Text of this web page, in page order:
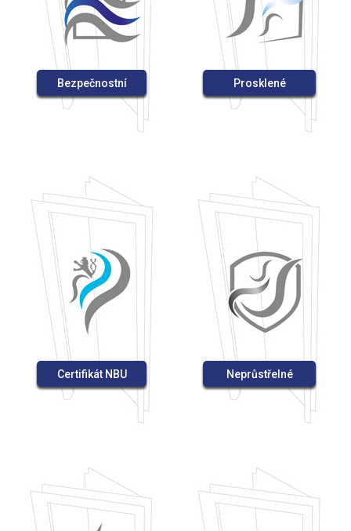
Bezpečnostní Prosklené
Certifikát NBU Neprůstřelné